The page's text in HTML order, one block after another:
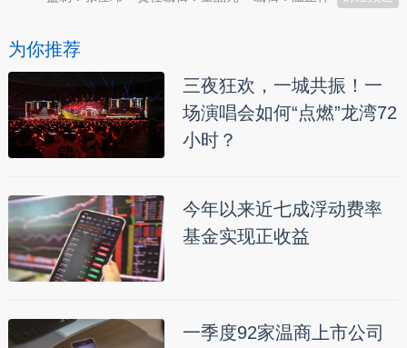
为你推荐
三夜狂欢，一城共振！一
场演唱会如何“点燃”龙湾72
小时？
今年以来近七成浮动费率
基金实现正收益
一季度92家温商上市公司